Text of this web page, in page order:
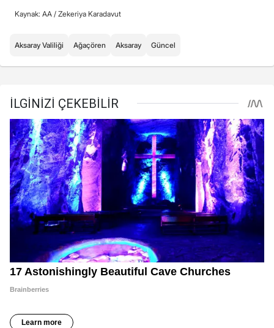
Kaynak: AA / Zekeriya Karadavut
Aksaray Valiliği Ağaçören Aksaray Güncel